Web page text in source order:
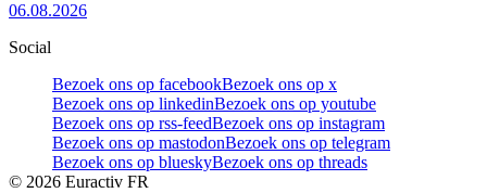
06.08.2026
Social
Bezoek ons op facebookBezoek ons op x
Bezoek ons op linkedinBezoek ons op youtube
Bezoek ons op rss-feedBezoek ons op instagram
Bezoek ons op mastodonBezoek ons op telegram
Bezoek ons op blueskyBezoek ons op threads
© 2026 Euractiv FR